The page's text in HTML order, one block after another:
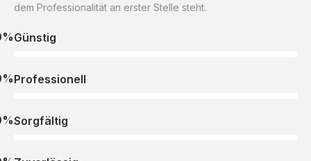
dem Professionalität an erster Stelle steht.
Günstig
Professionell
Sorgfältig